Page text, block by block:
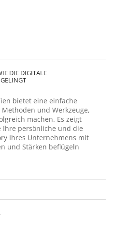
DIE DIGITALE
bietet eine einfache
und Werkzeuge,
machen. Es zeigt
Ihre persönliche und die
Ihres Unternehmens mit
und Stärken beflügeln